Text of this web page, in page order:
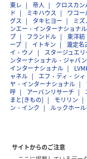
東レ 帝人 クロスカン
ド
ミキハウス ワコー
グス
タキヒヨー ミズ
ンエー・インターナショナル
プ
フランドル 東洋紡
ープ
イトキン 瀧定名
イ・ウノ
スタージュエ
ンターナショナル・ジャパン
インターナショナル
ャネル
エフ・ディ・シ
ヤ・インターナショナル
呼
アーバンリサーチ
まと[きもの]
モリリン
ン・インク
ルックホー
サイトからのご注意